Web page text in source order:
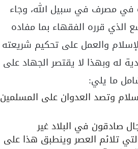
في مصرف في سبيل الله، وجاء
الذي قرره الفقهاء بما مفاده
والعمل على تحكيم شريعته
له وبهذا لا يقتصر الجهاد على
ما يلي:
وتصد العدوان على المسلمين
صادقون في البلاد غير
تلائم العصر وينطبق هذا على